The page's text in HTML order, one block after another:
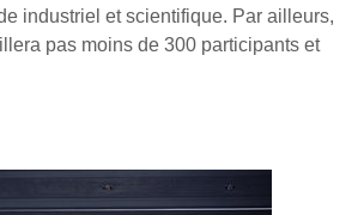
industriel et scientifique. Par ailleurs,
pas moins de 300 participants et